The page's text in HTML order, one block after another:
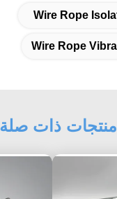
Wire Rope
Wire Rope
منتجات ذات صلة